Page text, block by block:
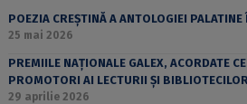
POEZIA CREȘTINĂ A ANTOLOGIEI PALATINE
25 mai 2026
PREMIILE NAȚIONALE GALEX, ACORDATE
PROMOTORI AI LECTURII ȘI BIBLIOTECILOR
29 aprilie 2026